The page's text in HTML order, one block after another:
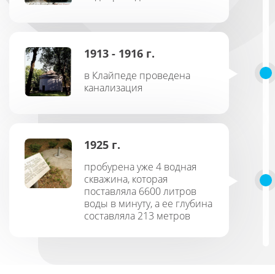
1913 - 1916 г.
в Клайпеде проведена
канализация
1925 г.
пробурена уже 4 водная
скважина, которая
поставляла 6600 литров
воды в минуту, а ее глубина
составляла 213 метров